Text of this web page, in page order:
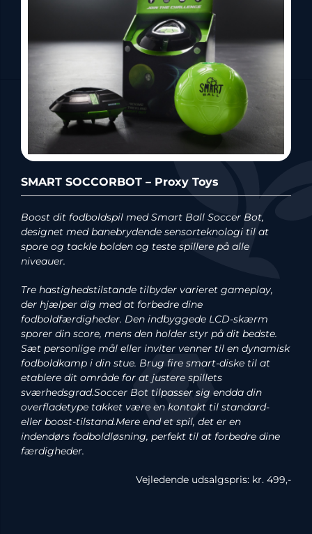
SMART SOCCORBOT – Proxy Toys
Boost dit fodboldspil med Smart Ball Soccer Bot,
designet med banebrydende sensorteknologi til at
spore og tackle bolden og teste spillere på alle
niveauer.
Tre hastighedstilstande tilbyder varieret gameplay,
der hjælper dig med at forbedre dine
fodboldfærdigheder. Den indbyggede LCD-skærm
sporer din score, mens den holder styr på dit bedste.
Sæt personlige mål eller inviter venner til en dynamisk
fodboldkamp i din stue. Brug fire smart-diske til at
etablere dit område for at justere spillets
sværhedsgrad.Soccer Bot tilpasser sig endda din
overfladetype takket være en kontakt til standard-
eller boost-tilstand.Mere end et spil, det er en
indendørs fodboldløsning, perfekt til at forbedre dine
færdigheder.
Vejledende udsalgspris: kr. 499,-